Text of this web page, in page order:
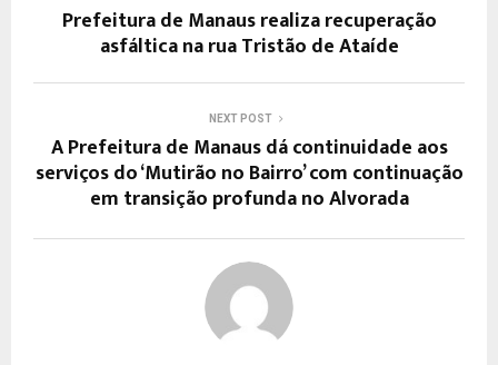
Prefeitura de Manaus realiza recuperação
asfáltica na rua Tristão de Ataíde
NEXT POST
A Prefeitura de Manaus dá continuidade aos
serviços do ‘Mutirão no Bairro’ com continuação
em transição profunda no Alvorada